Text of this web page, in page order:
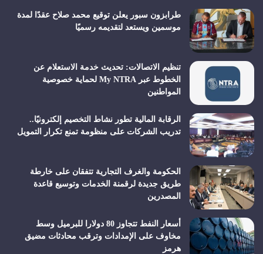
طرابزون سبور يعلن توقيع محمد صلاح عقدًا لمدة
موسمين ويستعد لتقديمه رسميًا
تنظيم الاتصالات: تحديث خدمة الاستعلام عن
الخطوط عبر My NTRA لحماية خصوصية
المواطنين
الرقابة المالية تطور نشاط التخصيم إلكترونيًا..
تدريب الشركات على منظومة تمنع تكرار التمويل
الحكومة والغرف التجارية تتفقان على خارطة
طريق جديدة لرقمنة الخدمات وتوسيع قاعدة
المصدرين
أسعار النفط تتجاوز 80 دولارا للبرميل وسط
مخاوف على الإمدادات وترقب محادثات مضيق
هرمز